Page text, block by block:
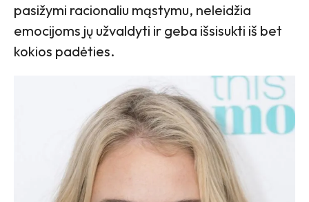
pasižymi racionaliu mąstymu, neleidžia
emocijoms jų užvaldyti ir geba išsisukti iš bet
kokios padėties.